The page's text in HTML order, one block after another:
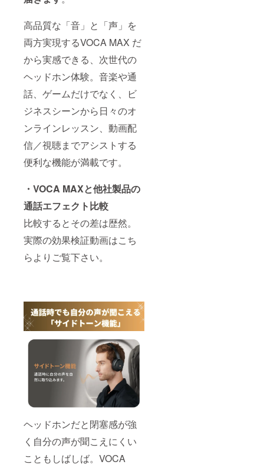
高品質な「音」と「声」を
両方実現するVOCA MAX だ
から実感できる、次世代の
ヘッドホン体験。音楽や通
話、ゲームだけでなく、ビ
ジネスシーンから日々のオ
ンラインレッスン、動画配
信／視聴までアシストする
便利な機能が満載です。
・VOCA MAXと他社製品の
通話エフェクト比較
比較するとその差は歴然。
実際の効果検証動画はこち
らよりご覧下さい。
ヘッドホンだと閉塞感が強
く自分の声が聞こえにくい
こともしばしば。VOCA